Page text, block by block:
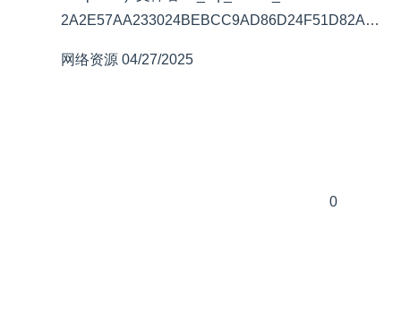
2A2E57AA233024BEBCC9AD86D24F51D82A…
网络资源 04/27/2025
0